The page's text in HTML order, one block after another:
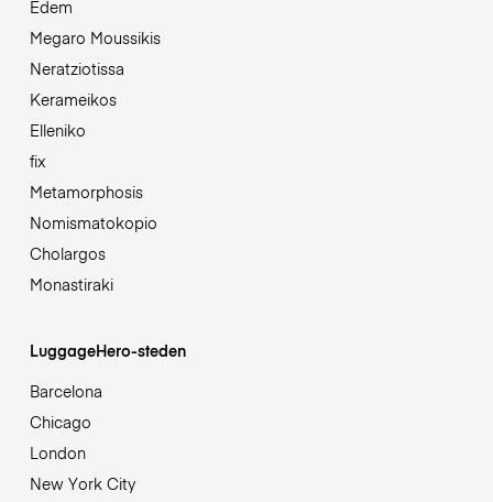
Edem
Megaro Moussikis
Neratziotissa
Kerameikos
Elleniko
fix
Metamorphosis
Nomismatokopio
Cholargos
Monastiraki
LuggageHero-steden
Barcelona
Chicago
London
New York City